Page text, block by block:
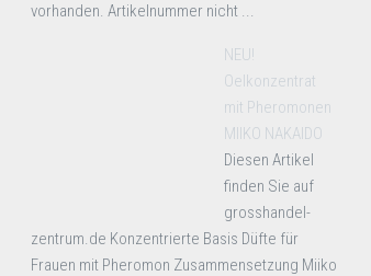
vorhanden. Artikelnummer nicht ...
NEU!
Oelkonzentrat
mit Pheromonen
MIIKO NAKAIDO
Diesen Artikel
finden Sie auf
grosshandel-
zentrum.de Konzentrierte Basis Düfte für
Frauen mit Pheromon Zusammensetzung Miiko